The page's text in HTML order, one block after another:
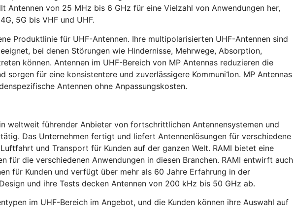
Antennen von 25 MHz bis 6 GHz für eine Vielzahl von Anwendungen her,
5G bis VHF und UHF.
Produktlinie für UHF-Antennen. Ihre multipolarisierten UHF-Antennen sind
bei denen Störungen wie Hindernisse, Mehrwege, Absorption,
können. Antennen im UHF-Bereich von MP Antennas reduzieren die
sorgen für eine konsistentere und zuverlässigere Kommuni1on. MP Antennas
Antennen ohne Anpassungskosten.
weltweit führender Anbieter von fortschrittlichen Antennensystemen und
Das Unternehmen fertigt und liefert Antennenlösungen für verschiedene
und Transport für Kunden auf der ganzen Welt. RAMI bietet eine
für die verschiedenen Anwendungen in diesen Branchen. RAMI entwirft auch
für Kunden und verfügt über mehr als 60 Jahre Erfahrung in der
und ihre Tests decken Antennen von 200 kHz bis 50 GHz ab.
im UHF-Bereich im Angebot, und die Kunden können ihre Auswahl auf